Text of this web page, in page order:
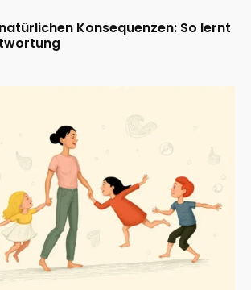
Konsequenzen: So lernt